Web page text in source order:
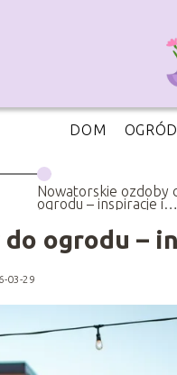
DOM OGRÓD
Nowatorskie ozdoby
ogrodu – inspiracje i
ogrodu –
03-29